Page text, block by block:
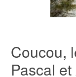
Coucou,
Pascal